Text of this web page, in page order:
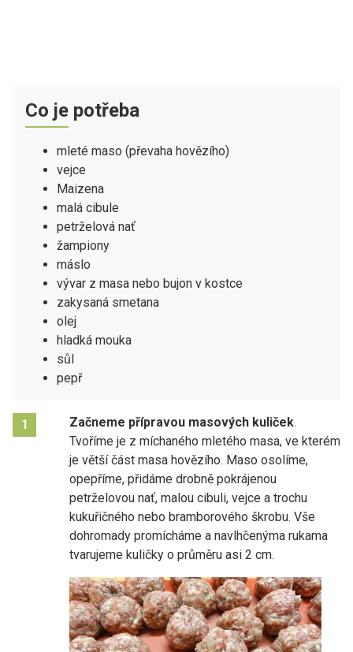
Co je potřeba
mleté maso (převaha hovězího)
vejce
Maizena
malá cibule
petrželová nať
žampiony
máslo
vývar z masa nebo bujon v kostce
zakysaná smetana
olej
hladká mouka
sůl
pepř
1 Začneme přípravou masových kuliček.
Tvoříme je z míchaného mletého masa, ve kterém
je větší část masa hovězího. Maso osolíme,
opepříme, přidáme drobně pokrájenou
petrželovou nať, malou cibuli, vejce a trochu
kukuřičného nebo bramborového škrobu. Vše
dohromady promícháme a navlhčenýma rukama
tvarujeme kuličky o průměru asi 2 cm.